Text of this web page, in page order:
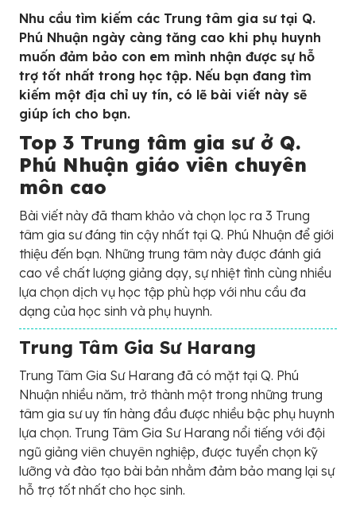
Nhu cầu tìm kiếm các Trung tâm gia sư tại Q.
Phú Nhuận ngày càng tăng cao khi phụ huynh
muốn đảm bảo con em mình nhận được sự hỗ
trợ tốt nhất trong học tập. Nếu bạn đang tìm
kiếm một địa chỉ uy tín, có lẽ bài viết này sẽ
giúp ích cho bạn.
Top 3 Trung tâm gia sư ở Q.
Phú Nhuận giáo viên chuyên
môn cao
Bài viết này đã tham khảo và chọn lọc ra 3 Trung
tâm gia sư đáng tin cậy nhất tại Q. Phú Nhuận để giới
thiệu đến bạn. Những trung tâm này được đánh giá
cao về chất lượng giảng dạy, sự nhiệt tình cùng nhiều
lựa chọn dịch vụ học tập phù hợp với nhu cầu đa
dạng của học sinh và phụ huynh.
Trung Tâm Gia Sư Harang
Trung Tâm Gia Sư Harang đã có mặt tại Q. Phú
Nhuận nhiều năm, trở thành một trong những trung
tâm gia sư uy tín hàng đầu được nhiều bậc phụ huynh
lựa chọn. Trung Tâm Gia Sư Harang nổi tiếng với đội
ngũ giảng viên chuyên nghiệp, được tuyển chọn kỹ
lưỡng và đào tạo bài bản nhằm đảm bảo mang lại sự
hỗ trợ tốt nhất cho học sinh.